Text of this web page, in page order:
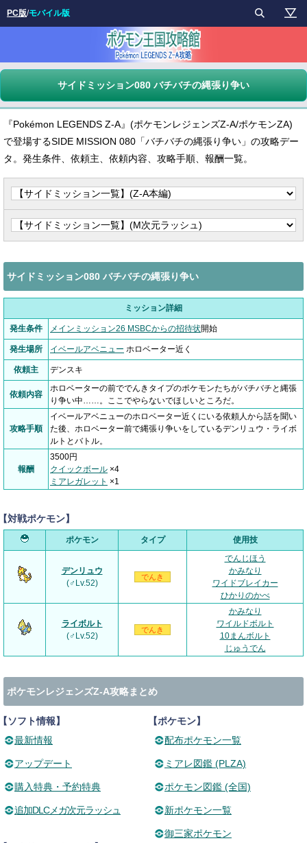
サイドミッション080 バチバチの縄張り争い
『Pokémon LEGENDS Z-A』(ポケモンレジェンズZ-A/ポケモンZA)
で登場するSIDE MISSION 080「バチバチの縄張り争い」の攻略デー
タ。発生条件、依頼主、依頼内容、攻略手順、報酬一覧。
サイドミッション080 バチバチの縄張り争い
ミッション詳細
発生条件 メインミッション26 MSBCからの招待状開始
発生場所 イベールアベニュー ホロベーター近く
依頼主 デンスキ
依頼内容
ホロベーターの前ででんきタイプのポケモンたちがバチバチと縄張
り争い中……。ここでやらないでほしいところだ。
攻略手順
イベールアベニューのホロベーター近くにいる依頼人から話を聞い
た後、ホロベーター前で縄張り争いをしているデンリュウ・ライボ
ルトとバトル。
報酬
3500円
クイックボール ×4
ミアレガレット ×1
対戦ポケモン】
ポケモン タイプ 使用技
デンリュウ
(♂Lv.52)
でんき
でんじほう
かみなり
ワイドブレイカー
ひかりのかべ
ライボルト
(♂Lv.52)
でんき
かみなり
ワイルドボルト
10まんボルト
じゅうでん
ポケモンレジェンズZ-A攻略まとめ
ソフト情報】
最新情報
アップデート
購入特典・予約特典
追加DLCメガ次元ラッシュ
【ポケモン】
配布ポケモン一覧
ミアレ図鑑 (PLZA)
ポケモン図鑑 (全国)
新ポケモン一覧
御三家ポケモン
PC版/モバイル版